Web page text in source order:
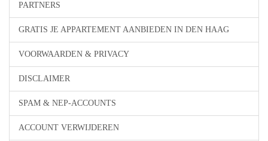
PARTNERS
GRATIS JE APPARTEMENT AANBIEDEN IN DEN HAAG
VOORWAARDEN & PRIVACY
DISCLAIMER
SPAM & NEP-ACCOUNTS
ACCOUNT VERWIJDEREN